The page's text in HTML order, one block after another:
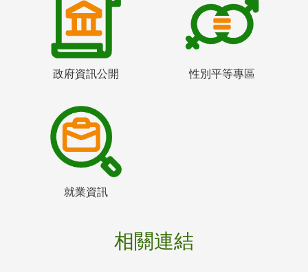
政府資訊公開 性別平等專區
就業資訊
相關連結